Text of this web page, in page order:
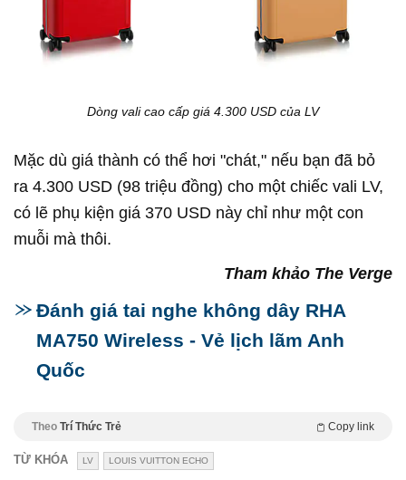
Dòng vali cao cấp giá 4.300 USD của LV
Mặc dù giá thành có thể hơi "chát," nếu bạn đã bỏ
ra 4.300 USD (98 triệu đồng) cho một chiếc vali LV,
có lẽ phụ kiện giá 370 USD này chỉ như một con
muỗi mà thôi.
Tham khảo The Verge
Đánh giá tai nghe không dây RHA
MA750 Wireless - Vẻ lịch lãm Anh
Quốc
Theo Trí Thức Trẻ Copy link
TỪ KHÓA LV LOUIS VUITTON ECHO